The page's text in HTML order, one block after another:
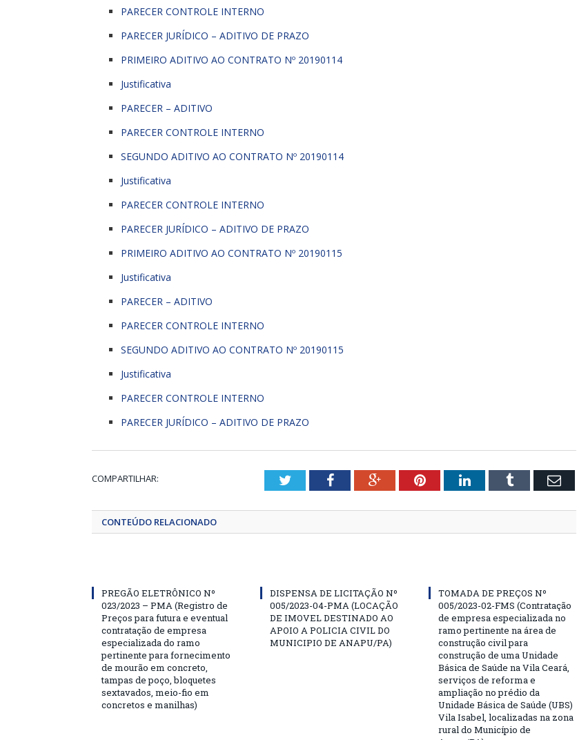
PARECER CONTROLE INTERNO
PARECER JURÍDICO – ADITIVO DE PRAZO
PRIMEIRO ADITIVO AO CONTRATO Nº 20190114
Justificativa
PARECER – ADITIVO
PARECER CONTROLE INTERNO
SEGUNDO ADITIVO AO CONTRATO Nº 20190114
Justificativa
PARECER CONTROLE INTERNO
PARECER JURÍDICO – ADITIVO DE PRAZO
PRIMEIRO ADITIVO AO CONTRATO Nº 20190115
Justificativa
PARECER – ADITIVO
PARECER CONTROLE INTERNO
SEGUNDO ADITIVO AO CONTRATO Nº 20190115
Justificativa
PARECER CONTROLE INTERNO
PARECER JURÍDICO – ADITIVO DE PRAZO
COMPARTILHAR: TwitterFacebookGoogle+PinterestLinkedInTumblr Email
CONTEÚDO RELACIONADO
PREGÃO ELETRÔNICO Nº
023/2023 – PMA (Registro de
Preços para futura e eventual
contratação de empresa
especializada do ramo
pertinente para fornecimento
de mourão em concreto,
tampas de poço, bloquetes
sextavados, meio-fio em
concretos e manilhas)
DISPENSA DE LICITAÇÃO Nº
005/2023-04-PMA (LOCAÇÃO
DE IMOVEL DESTINADO AO
APOIO A POLICIA CIVIL DO
MUNICIPIO DE ANAPU/PA)
TOMADA DE PREÇOS Nº
005/2023-02-FMS (Contratação
de empresa especializada no
ramo pertinente na área de
construção civil para
construção de uma Unidade
Básica de Saúde na Vila Ceará,
serviços de reforma e
ampliação no prédio da
Unidade Básica de Saúde (UBS)
Vila Isabel, localizadas na zona
rural do Município de